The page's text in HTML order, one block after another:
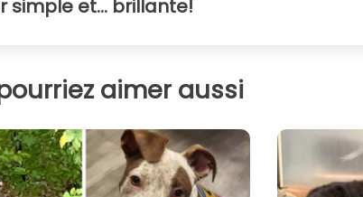
simple et... brillante!
aimer aussi